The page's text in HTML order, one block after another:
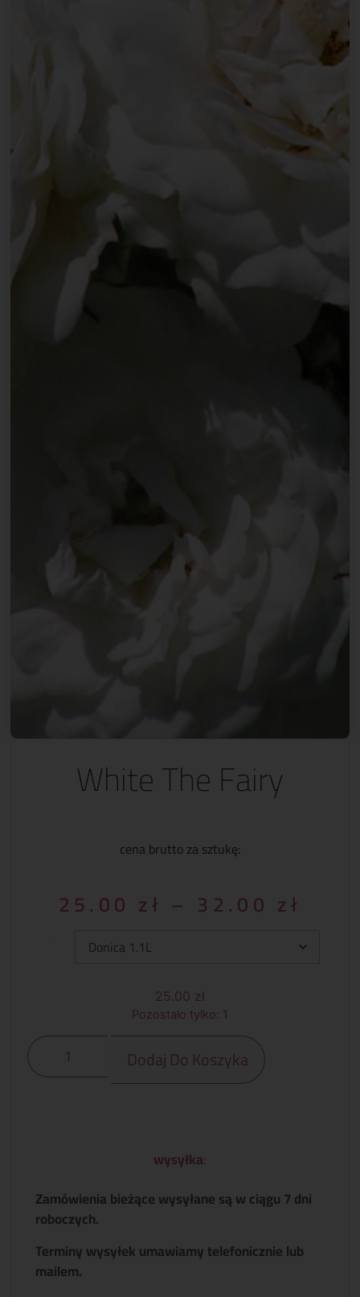
White The Fairy
cena brutto za sztukę:
25.00 zł – 32.00 zł
25.00 zł
Pozostało tylko: 1
Dodaj Do Koszyka
wysyłka:
Zamówienia bieżące wysyłane są w ciągu 7 dni
roboczych.
Terminy wysyłek umawiamy telefonicznie lub
mailem.